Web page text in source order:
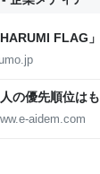
HARUMI FLAG
2万人集客や
の優先順位は
いこと - りっ
aidem.com